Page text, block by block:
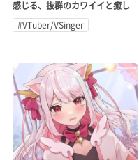
感じる、抜群のカワイイと癒し
#VTuber/VSinger